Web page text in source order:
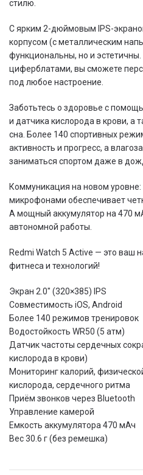
стилю.
С ярким 2-дюймовым IPS-
корпусом (с металлическим
функциональны, но и
циферблатами, вы сможете
под любое настроение.
Заботьтесь о здоровье с
и датчика кислорода в крови, а
сна. Более 140 спортивных
активность и прогресс, а
заниматься спортом даже в
Коммуникация на новом
микрофонами обеспечивает
А мощный аккумулятор на 470
автономной работы.
Redmi Watch 5 Active — это
фитнеса и технологий!
Экран 2.0″ (320×385) IPS
Совместимость iOS, Android
Более 140 режимов тренировок
Водостойкость WR50 (5 атм)
Датчик частоты сердечных
кислорода в крови)
Мониторинг калорий,
кислорода, сердечного ритма
Приём звонков через Bluetooth
Управление камерой
Емкость аккумулятора 470 мАч
Вес 30.6 г (без ремешка)